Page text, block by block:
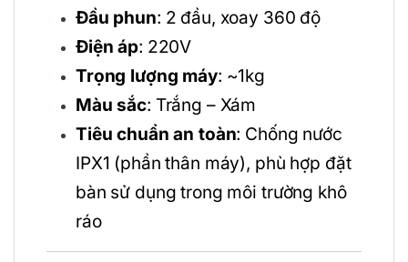
Đầu phun: 2 đầu, xoay 360 độ
Điện áp: 220V
Trọng lượng máy: ~1kg
Màu sắc: Trắng – Xám
Tiêu chuẩn an toàn: Chống nước
IPX1 (phần thân máy), phù hợp đặt
bàn sử dụng trong môi trường khô
ráo